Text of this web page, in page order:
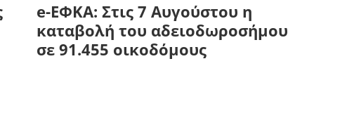
e-ΕΦΚΑ: Στις 7 Αυγούστου η
καταβολή του αδειοδωροσήμου
σε 91.455 οικοδόμους